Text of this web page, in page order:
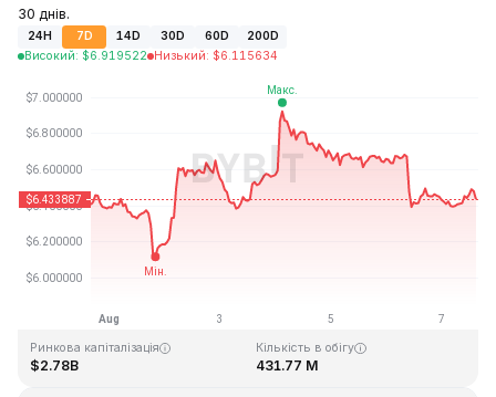
30 днів.
24H 7D 14D 30D 60D
200D
Високий: $6.919522 Низький: $6.115634
Останнє оновлення: 2026-08-07, 15:28 GMT+0
Ринкова капіталізація
$2.78B
Кількість в обігу
431.77 M